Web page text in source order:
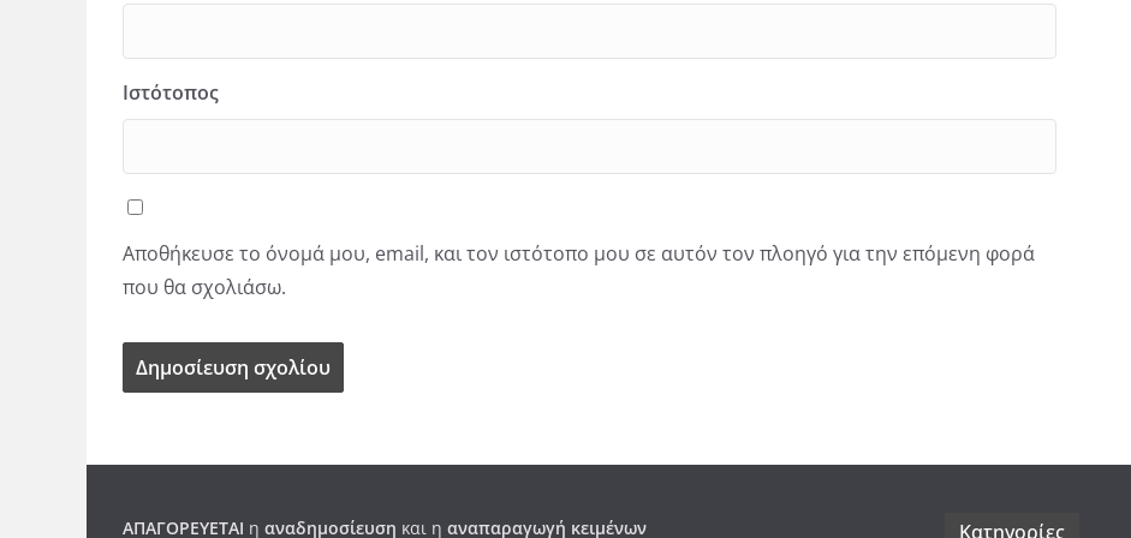
Ιστότοπος
Αποθήκευσε το όνομά μου, email, και τον ιστότοπο μου σε αυτόν τον πλοηγό για την επόμενη φορά
που θα σχολιάσω.
ΑΠΑΓΟΡΕΥΕΤΑΙ η αναδημοσίευση και η αναπαραγωγή κειμένων Kατηγορίες